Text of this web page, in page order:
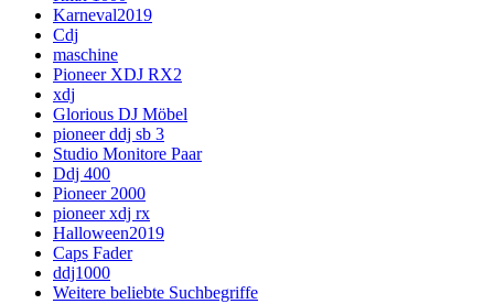
Karneval2019
Cdj
maschine
Pioneer XDJ RX2
xdj
Glorious DJ Möbel
pioneer ddj sb 3
Studio Monitore Paar
Ddj 400
Pioneer 2000
pioneer xdj rx
Halloween2019
Caps Fader
ddj1000
Weitere beliebte Suchbegriffe